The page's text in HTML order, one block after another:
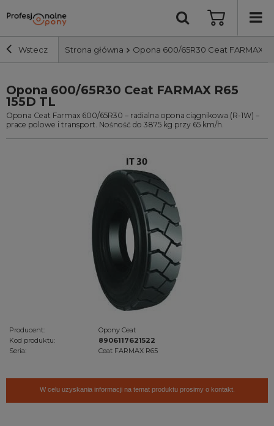
Wstecz Strona główna Opona 600/65R30 Ceat FARMAX
Szerokość i profil
Średnica
Wyszukaj
Opona 600/65R30 Ceat FARMAX R65
155D TL
Opona Ceat Farmax 600/65R30 – radialna opona ciągnikowa (R-1W) –
prace polowe i transport. Nośność do 3875 kg przy 65 km/h.
Producent:
Opony Ceat
Kod produktu:
8906117621522
Seria:
Ceat FARMAX R65
W celu uzyskania informacji na temat produktu prosimy o kontakt.